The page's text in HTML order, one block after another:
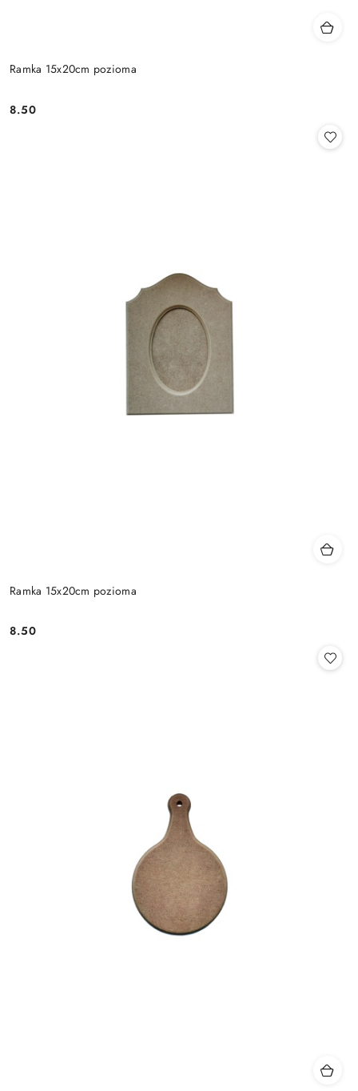
Ramka 15x20cm pozioma
Cena:
8.50
Ramka 15x20cm pozioma
Cena:
8.50